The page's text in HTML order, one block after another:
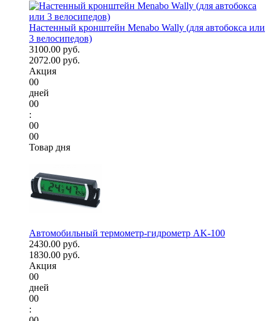
Настенный кронштейн Menabo Wally (для автобокса или
3 велосипедов)
3100.00 руб.
2072.00 руб.
Акция
00
дней
00
:
00
00
Товар дня
Автомобильный термометр-гидрометр AK-100
2430.00 руб.
1830.00 руб.
Акция
00
дней
00
: